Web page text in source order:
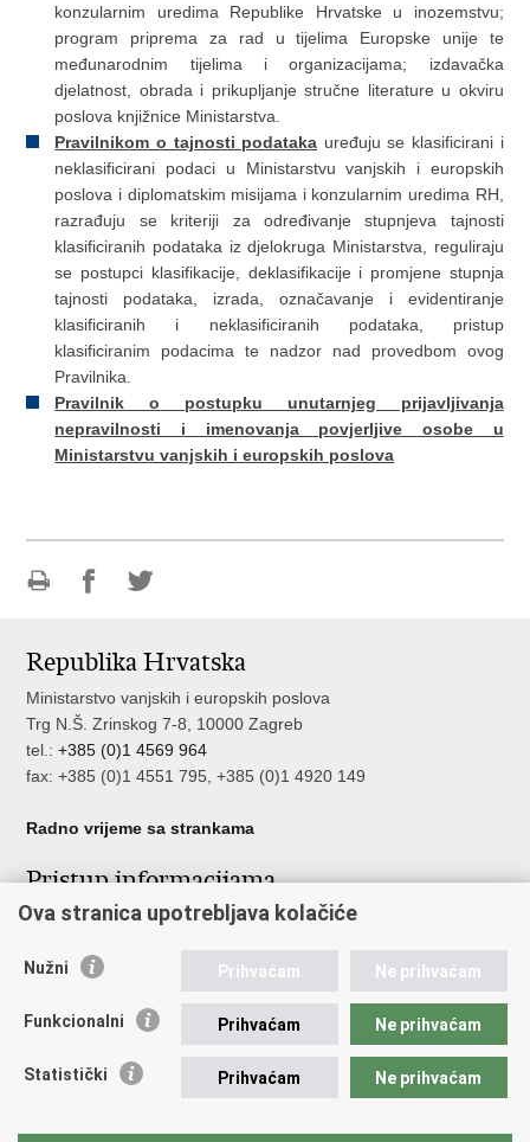
konzularnim uredima Republike Hrvatske u inozemstvu;
program priprema za rad u tijelima Europske unije te
međunarodnim tijelima i organizacijama; izdavačka
djelatnost, obrada i prikupljanje stručne literature u okviru
poslova knjižnice Ministarstva.
Pravilnikom o tajnosti podataka uređuju se klasificirani i
neklasificirani podaci u Ministarstvu vanjskih i europskih
poslova i diplomatskim misijama i konzularnim uredima RH,
razrađuju se kriteriji za određivanje stupnjeva tajnosti
klasificiranih podataka iz djelokruga Ministarstva, reguliraju
se postupci klasifikacije, deklasifikacije i promjene stupnja
tajnosti podataka, izrada, označavanje i evidentiranje
klasificiranih i neklasificiranih podataka, pristup
klasificiranim podacima te nadzor nad provedbom ovog
Pravilnika.
Pravilnik o postupku unutarnjeg prijavljivanja
nepravilnosti i imenovanja povjerljive osobe u
Ministarstvu vanjskih i europskih poslova
Facebooku
Twitteru
Republika Hrvatska
Ministarstvo vanjskih i europskih poslova
Trg N.Š. Zrinskog 7-8, 10000 Zagreb
tel.:+385 (0)1 4569 964
fax: +385 (0)1 4551 795, +385 (0)1 4920 149
Radno vrijeme sa strankama
Pristup informacijama
Pristup informacijama
Nepravilnosti
Javna nabava u MVEP-u
Nadzor rada i unutarnja revizija službe vanjskih poslova
Ova stranica upotrebljava kolačiće
Nužni Prihvaćam Ne prihvaćam
Funkcionalni Prihvaćam Ne prihvaćam
Statistički Prihvaćam Ne prihvaćam